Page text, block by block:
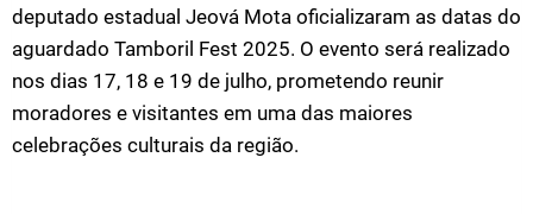
deputado estadual Jeová Mota oficializaram as datas do
aguardado Tamboril Fest 2025. O evento será realizado
nos dias 17, 18 e 19 de julho, prometendo reunir
moradores e visitantes em uma das maiores
celebrações culturais da região.